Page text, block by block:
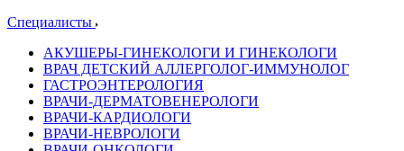
Специалисты
АКУШЕРЫ-ГИНЕКОЛОГИ И ГИНЕКОЛОГИ
ВРАЧ ДЕТСКИЙ АЛЛЕРГОЛОГ-ИММУНОЛОГ
ГАСТРОЭНТЕРОЛОГИЯ
ВРАЧИ-ДЕРМАТОВЕНЕРОЛОГИ
ВРАЧИ-КАРДИОЛОГИ
ВРАЧИ-НЕВРОЛОГИ